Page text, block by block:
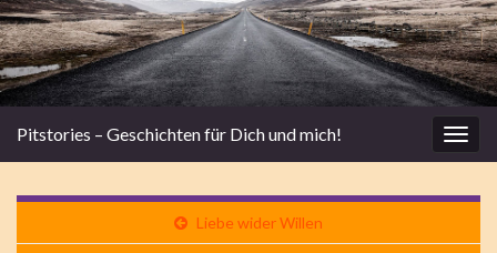
Pitstories – Geschichten für Dich und mich!
Liebe wider Willen